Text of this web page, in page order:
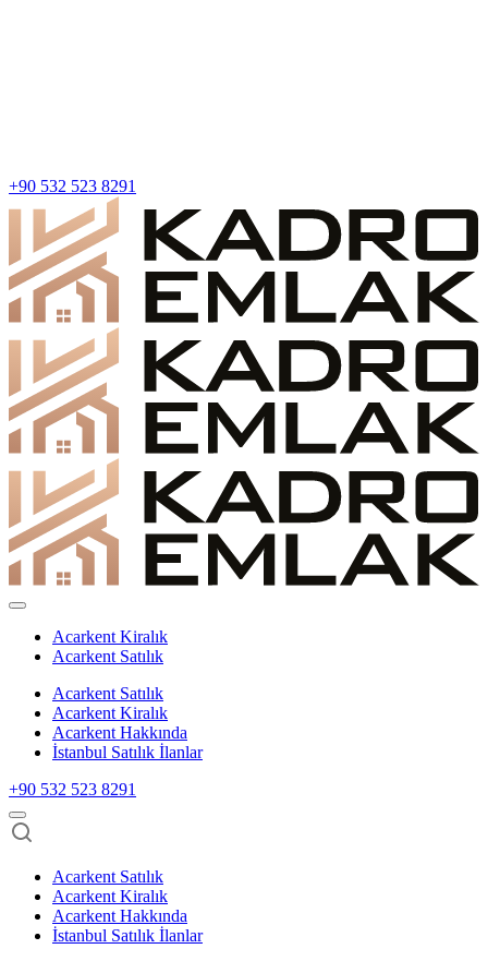
+90 532 523 8291
Acarkent Kiralık
Acarkent Satılık
Acarkent Satılık
Acarkent Kiralık
Acarkent Hakkında
İstanbul Satılık İlanlar
+90 532 523 8291
Acarkent Satılık
Acarkent Kiralık
Acarkent Hakkında
İstanbul Satılık İlanlar